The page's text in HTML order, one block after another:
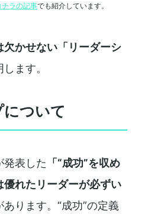
チラの記事でも紹介しています。
欠かせない「リーダーシ
ます。
について
発表した 「“成功”を収め
れたリーダーが必ずい
ります。“成功”の定義